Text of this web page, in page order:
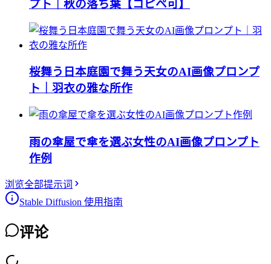
プト｜秋の落ち葉【コピペ可】
桜舞う日本庭園で舞う天女のAI画像プロンプ
ト｜羽衣の雅な所作
雨の傘屋で傘を選ぶ女性のAI画像プロンプト
作例
浏览全部提示词
Stable Diffusion 使用指南
评论